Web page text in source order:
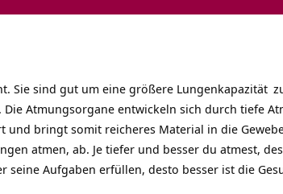
Sie sind gut um eine größere Lungenkapazität
Atmungsorgane entwickeln sich durch tiefe
und bringt somit reicheres Material in die
atmen, ab. Je tiefer und besser du atmest,
seine Aufgaben erfüllen, desto besser ist die